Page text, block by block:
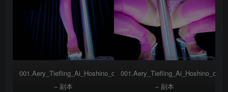
001.Aery_Tiefling_Ai_Hoshino_c_(18)
– 副本
– 副本